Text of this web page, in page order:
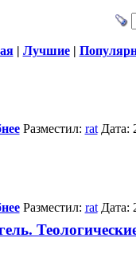
| Лучшие|
Разместил: ratДата:
Разместил: ratДата: